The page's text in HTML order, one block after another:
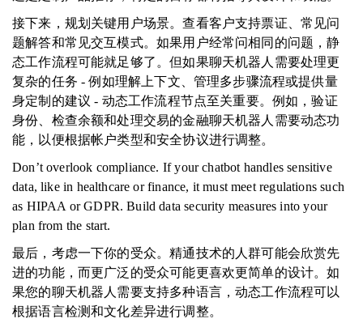
接下来，规划关键用户场景。查看客户支持票证、常见问
题解答和常见交互模式。如果用户经常问相同的问题，静
态工作流程可能就足够了。但如果聊天机器人需要处理更
复杂的任务 - 例如理解上下文、管理多步骤流程或提供量
身定制的建议 - 动态工作流程节点至关重要。例如，验证
身份、检查余额和处理交易的金融聊天机器人需要动态功
能，以便根据帐户类型和安全协议进行调整。
Don’t overlook compliance. If your chatbot handles sensitive
data, like in healthcare or finance, it must meet regulations such
as HIPAA or GDPR. Build data security measures into your
plan from the start.
最后，考虑一下你的受众。精通技术的人群可能会欣赏先
进的功能，而更广泛的受众可能更喜欢更简单的设计。如
果您的聊天机器人需要支持多种语言，动态工作流程可以
根据语言检测和文化差异进行调整。